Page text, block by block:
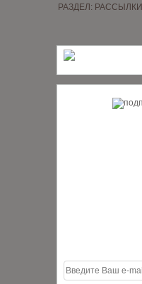
РАЗДЕЛ: РАССЫЛКИ